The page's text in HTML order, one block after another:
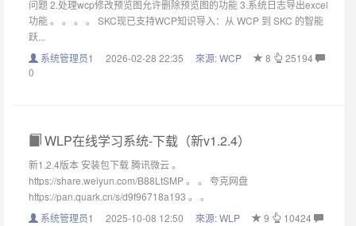
问题 2.处理wcp修改预览图允许删除预览图的功能 3.系统日志导出excel
功能 。 。 。 。 SKC现已支持WCP知识导入：从 WCP 到 SKC 的智能
跃...
系统管理员1
2026-02-28 22:35 來源:WCP 8
25194
0
WLP在线学习系统-下载（新v1.2.4）
新1.2.4版本 安装包下载 腾讯微云 。
https://share.weiyun.com/B88LtSMP 。 。 夸克网盘
https://pan.quark.cn/s/d9f96718a193 。 。
系统管理员1
2025-10-08 12:50 來源:WLP 9
10424